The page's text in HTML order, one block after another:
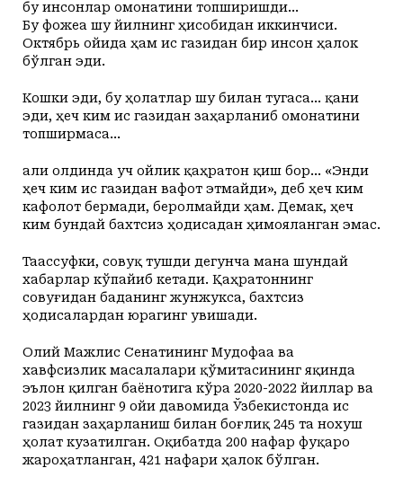
бу инсонлар омонатини топширишди…
Бу фожеа шу йилнинг ҳисобидан иккинчиси.
Октябрь ойида ҳам ис газидан бир инсон ҳалок
бўлган эди.
Кошки эди, бу ҳолатлар шу билан тугаса… қани
эди, ҳеч ким ис газидан заҳарланиб омонатини
топширмаса…
Ҳали олдинда уч ойлик қаҳратон қиш бор… «Энди
ҳеч ким ис газидан вафот этмайди», деб ҳеч ким
кафолот бермади, беролмайди ҳам. Демак, ҳеч
ким бундай бахтсиз ҳодисадан ҳимояланган эмас.
Таассуфки, совуқ тушди дегунча мана шундай
хабарлар кўпайиб кетади. Қаҳратоннинг
совуғидан баданинг жунжукса, бахтсиз
ҳодисалардан юрагинг увишади.
Олий Мажлис Сенатининг Мудофаа ва
хавфсизлик масалалари қўмитасининг яқинда
эълон қилган баёнотига кўра 2020-2022 йиллар ва
2023 йилнинг 9 ойи давомида Ўзбекистонда ис
газидан заҳарланиш билан боғлиқ 245 та нохуш
ҳолат кузатилган. Оқибатда 200 нафар фуқаро
жароҳатланган, 421 нафари ҳалок бўлган.